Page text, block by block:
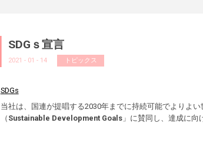
SDGｓ宣言
2021 - 01 - 14 トピックス
SDGs
当社は、国連が提唱する2030年までに持続可能でよりよ
（ Sustainable Development Goals」に賛同し、達成に向